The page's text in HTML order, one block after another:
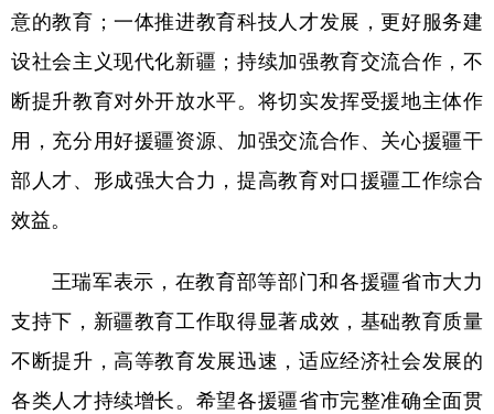
意的教育；一体推进教育科技人才发展，更好服务建
设社会主义现代化新疆；持续加强教育交流合作，不
断提升教育对外开放水平。将切实发挥受援地主体作
用，充分用好援疆资源、加强交流合作、关心援疆干
部人才、形成强大合力，提高教育对口援疆工作综合
效益。
王瑞军表示，在教育部等部门和各援疆省市大力
支持下，新疆教育工作取得显著成效，基础教育质量
不断提升，高等教育发展迅速，适应经济社会发展的
各类人才持续增长。希望各援疆省市完整准确全面贯